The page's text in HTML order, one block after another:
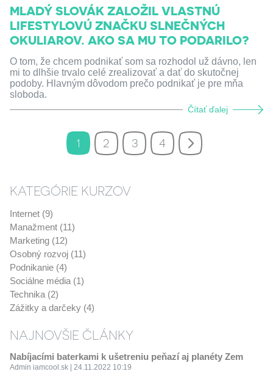
MLADÝ SLOVÁK ZALOŽIL VLASTNÚ
LIFESTYLOVÚ ZNAČKU SLNEČNÝCH
OKULIAROV. AKO SA MU TO PODARILO?
O tom, že chcem podnikať som sa rozhodol už dávno, len
mi to dlhšie trvalo celé zrealizovať a dať do skutočnej
podoby. Hlavným dôvodom prečo podnikať je pre mňa
sloboda.
Čítať ďalej
1 2 3 4
KATEGÓRIE KURZOV
Internet (9)
Manažment (11)
Marketing (12)
Osobný rozvoj (11)
Podnikanie (4)
Sociálne média (1)
Technika (2)
Zážitky a darčeky (4)
NAJNOVŠIE ČLÁNKY
Nabíjacími baterkami k ušetreniu peňazí aj planéty Zem
Admin iamcool.sk | 24.11.2022 10:19